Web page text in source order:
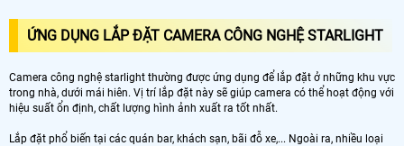
ỨNG DỤNG LẮP ĐẶT CAMERA CÔNG NGHỆ STARLIGHT
Camera công nghệ starlight thường được ứng dụng để lắp đặt ở những khu vực
trong nhà, dưới mái hiên. Vị trí lắp đặt này sẽ giúp camera có thể hoạt động với
hiệu suất ổn định, chất lượng hình ảnh xuất ra tốt nhất.
Lắp đặt phổ biến tại các quán bar, khách sạn, bãi đỗ xe,... Ngoài ra, nhiều loại